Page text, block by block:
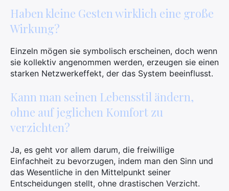
Haben kleine Gesten wirklich eine große
Wirkung?
Einzeln mögen sie symbolisch erscheinen, doch wenn
sie kollektiv angenommen werden, erzeugen sie einen
starken Netzwerkeffekt, der das System beeinflusst.
Kann man seinen Lebensstil ändern,
ohne auf jeglichen Komfort zu
verzichten?
Ja, es geht vor allem darum, die freiwillige
Einfachheit zu bevorzugen, indem man den Sinn und
das Wesentliche in den Mittelpunkt seiner
Entscheidungen stellt, ohne drastischen Verzicht.